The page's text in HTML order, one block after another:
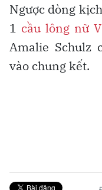
Ngược dòng
1 cầu lông nữ
Amalie Schulz
vào chung kết.